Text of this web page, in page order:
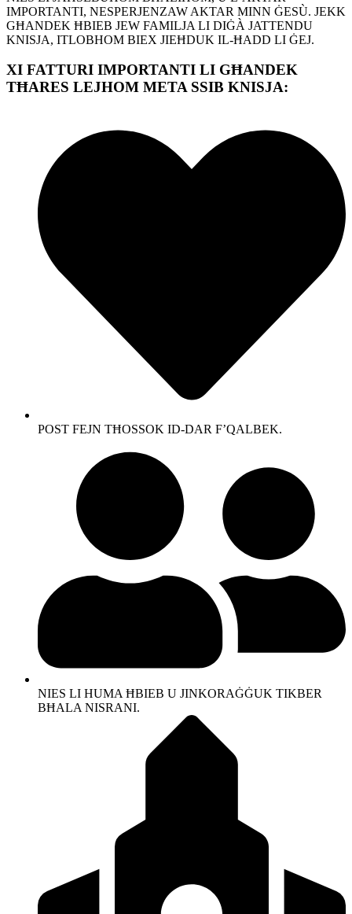
IMPORTANTI, NESPERJENZAW AKTAR MINN ĠESÙ. JEKK
GĦANDEK ĦBIEB JEW FAMILJA LI DIĠÀ JATTENDU
KNISJA, ITLOBHOM BIEX JIEĦDUK IL-ĦADD LI ĠEJ.
XI FATTURI IMPORTANTI LI GĦANDEK
TĦARES LEJHOM META SSIB KNISJA:
POST FEJN TĦOSSOK ID-DAR F’QALBEK.
NIES LI HUMA ĦBIEB U JINKORAĠĠUK TIKBER
BĦALA NISRANI.